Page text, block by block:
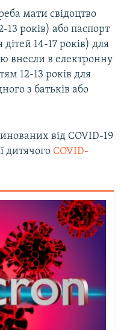
мати свідоцтво
років) або паспорт
14-17 років) для
внесли в електронну
12-13 років для
з батьків або
від COVID-19
дитячого COVID-